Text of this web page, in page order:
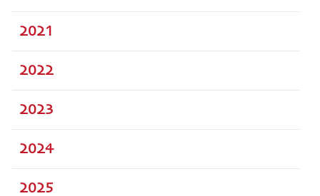
2021
2022
2023
2024
2025